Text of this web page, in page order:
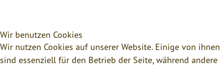
Wir benutzen Cookies
Wir nutzen Cookies auf unserer Website. Einige von ihnen
sind essenziell für den Betrieb der Seite, während andere